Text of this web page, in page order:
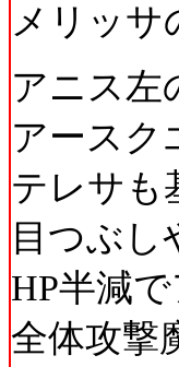
メリッサ
アニス
アースク
テレサも
目つぶ
HP半減
全体攻撃